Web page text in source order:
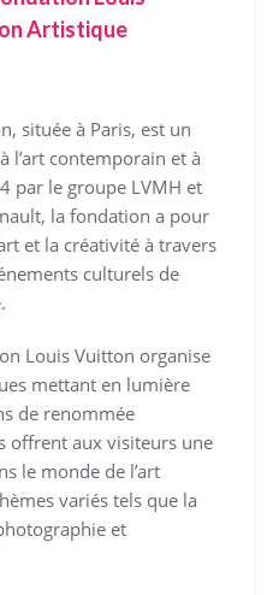
Artistique
située à Paris, est un
l’art contemporain et à
par le groupe LVMH et
la fondation a pour
et la créativité à travers
culturels de
Louis Vuitton organise
mettant en lumière
de renommée
offrent aux visiteurs une
le monde de l’art
variés tels que la
et